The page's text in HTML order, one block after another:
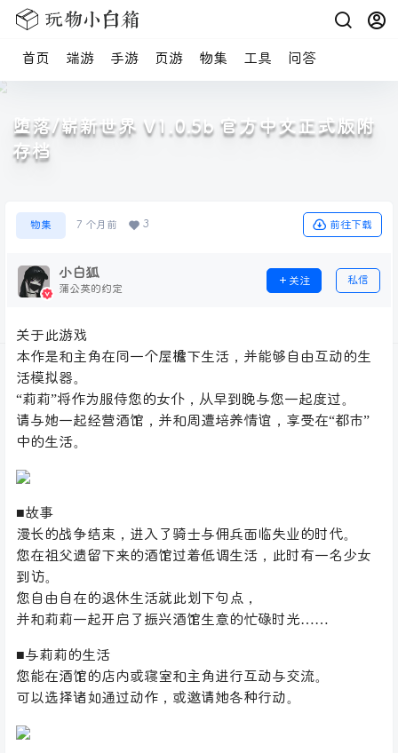
首页 端游 手游 页游 物集 工具 问答
堕落/崭新世界 V1.0.5b 官方中文正式版附
存档
物集 7 个月前 3 前往下载
小白狐
蒲公英的约定
关注 私信
关于此游戏
本作是和主角在同一个屋檐下生活，并能够自由互动的生
活模拟器。
“莉莉”将作为服侍您的女仆，从早到晚与您一起度过。
请与她一起经营酒馆，并和周遭培养情谊，享受在“都市”
中的生活。
■故事
漫长的战争结束，进入了骑士与佣兵面临失业的时代。
您在祖父遗留下来的酒馆过着低调生活，此时有一名少女
到访。
您自由自在的退休生活就此划下句点，
并和莉莉一起开启了振兴酒馆生意的忙碌时光……
■与莉莉的生活
您能在酒馆的店内或寝室和主角进行互动与交流。
可以选择诸如通过动作，或邀请她各种行动。